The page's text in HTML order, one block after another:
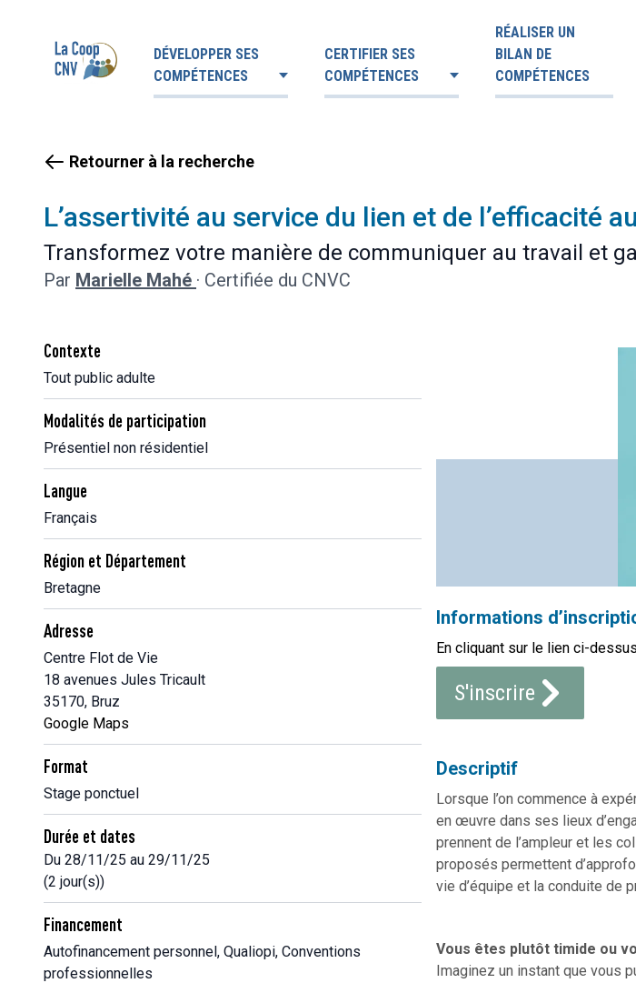
DÉVELOPPER SES
COMPÉTENCES
CERTIFIER SES
COMPÉTENCES
RÉALISER UN
BILAN DE
COMPÉTENCES
Retourner à la recherche
L’assertivité au service du lien et de l’efficacité
Transformez votre manière de communiquer au travail et
Par Marielle Mahé · Certifiée du CNVC
Contexte
Tout public adulte
Modalités de participation
Présentiel non résidentiel
Langue
Français
Région et Département
Bretagne
Adresse
Centre Flot de Vie
18 avenues Jules Tricault
35170, Bruz
Google Maps
Format
Stage ponctuel
Durée et dates
Du 28/11/25 au 29/11/25
(2 jour(s))
Financement
Autofinancement personnel, Qualiopi, Conventions
professionnelles
Informations
En cliquant sur le lien ci-
S'inscrire
Descriptif
Lorsque l’on commence à
en œuvre dans ses lieux
prennent de l’ampleur et les
proposés permettent
vie d’équipe et la conduite de
Vous êtes plutôt timide ou
Imaginez un instant que vous